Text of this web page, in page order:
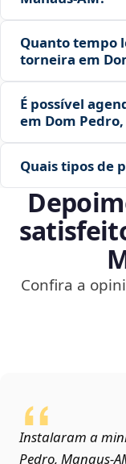
Quanto tempo
torneira em
É possível
em Dom Pedro,
Quais tipos de
Confira a
Instalaram a
Pedro,